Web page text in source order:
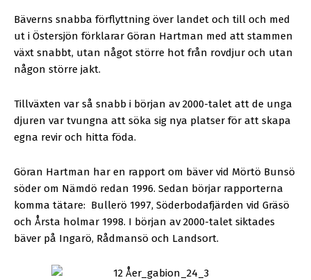
Bäverns snabba förflyttning över landet och till och med
ut i Östersjön förklarar Göran Hartman med att stammen
växt snabbt, utan något större hot från rovdjur och utan
någon större jakt.
Tillväxten var så snabb i början av 2000-talet att de unga
djuren var tvungna att söka sig nya platser för att skapa
egna revir och hitta föda.
Göran Hartman har en rapport om bäver vid Mörtö Bunsö
söder om Nämdö redan 1996. Sedan börjar rapporterna
komma tätare: Bullerö 1997, Söderbodafjärden vid Gräsö
och Årsta holmar 1998. I början av 2000-talet siktades
bäver på Ingarö, Rådmansö och Landsort.